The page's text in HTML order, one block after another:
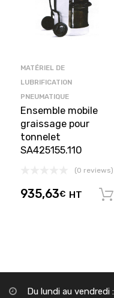
MATÉRIEL DE
LUBRIFICATION
PNEUMATIQUE
Ensemble mobile
graissage pour
tonnelet
SA425155.110
(0 reviews)
935,63€ HT
Du lundi au vendredi :